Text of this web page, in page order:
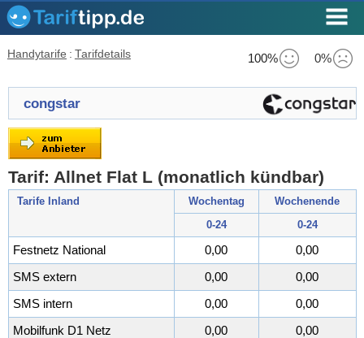
100% 0%
Handytarife : Tarifdetails
congstar
Tarif: Allnet Flat L (monatlich kündbar)
Tarife Inland Wochentag Wochenende
0-24 0-24
Festnetz National 0,00
0,00
SMS extern
0,00
0,00
SMS intern
0,00
0,00
Mobilfunk D1 Netz
0,00
0,00